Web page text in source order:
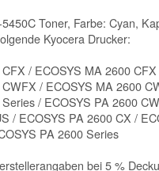
Toner, Farbe: Cyan,
Kyocera Drucker:
/ ECOSYS MA 2600
/ ECOSYS MA 2600
/ ECOSYS PA 2600
/ ECOSYS PA 2600 CX /
PA 2600 Series
bei 5 %